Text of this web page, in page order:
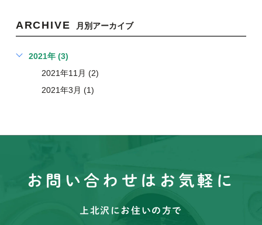
ARCHIVE 月別アーカイブ
2021年 (3)
2021年11月 (2)
2021年3月 (1)
お問い合わせはお気軽に
上北沢にお住いの方で